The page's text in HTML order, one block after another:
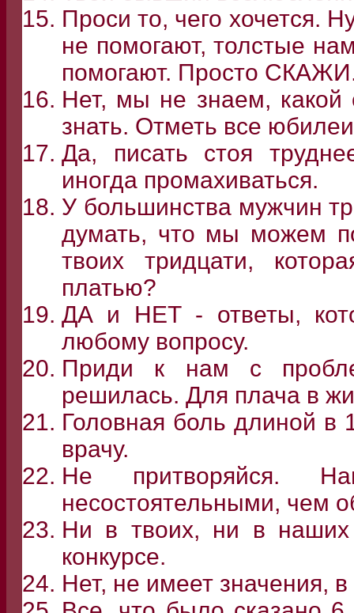
Проси то, чего хочется.
не помогают, толстые
помогают. Просто
Нет, мы не знаем, какой
знать. Отметь все
Да, писать стоя
иногда промахиваться.
У большинства мужчин
думать, что мы можем
твоих тридцати,
платью?
ДА и НЕТ - ответы,
любому вопросу.
Приди к нам с
решилась. Для плача в
Головная боль длиной в
врачу.
Не притворяйся.
несостоятельными, чем
Ни в твоих, ни в наших
конкурсе.
Нет, не имеет значения, в